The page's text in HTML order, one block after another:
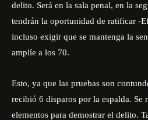
delito. Será en la sala penal, en la
tendrán la oportunidad de ratificar -
incluso exigir que se mantenga la
amplíe a los 70.
Esto, ya que las pruebas son
recibió 6 disparos por la espalda. Se
elementos para demostrar el delito.